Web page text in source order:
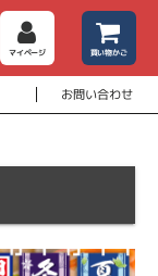
マイページ 買い物かご
お問い合わせ